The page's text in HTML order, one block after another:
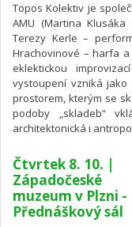
Topos Kolektiv je
AMU (Martina
Terezy Kerle –
Hrachovinové – harfa
eklektickou
vystoupení vzniká
prostorem, kterým se
podoby „skladeb“
architektonická i
Čtvrtek 8. 10. |
Západočeské
muzeum v Plzni -
Přednáškový sál